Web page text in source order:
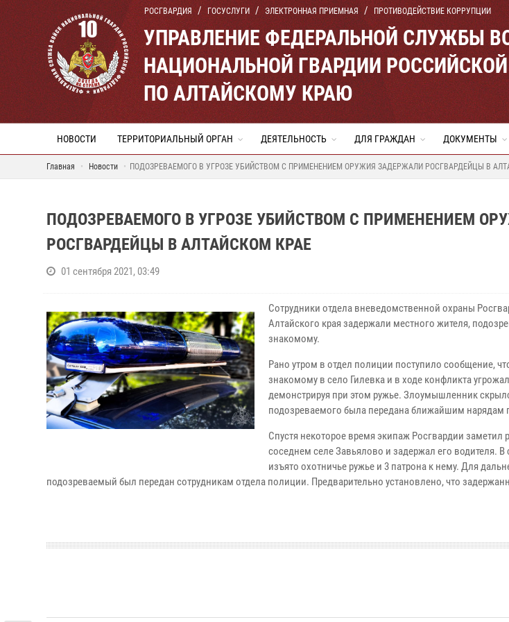
РОСГВАРДИЯ ГОСУСЛУГИ ЭЛЕКТРОННАЯ ПРИЕМНАЯ ПРОТИВОДЕЙСТВИЕ КОРРУПЦИИ
УПРАВЛЕНИЕ ФЕДЕРАЛЬНОЙ СЛУЖБЫ
НАЦИОНАЛЬНОЙ ГВАРДИИ
ПО АЛТАЙСКОМУ КРАЮ
НОВОСТИ ТЕРРИТОРИАЛЬНЫЙ ОРГАН ДЕЯТЕЛЬНОСТЬ ДЛЯ ГРАЖДАН ДОКУМЕНТЫ
Главная Новости ПОДОЗРЕВАЕМОГО В УГРОЗЕ УБИЙСТВОМ С ПРИМЕНЕНИЕМ ОРУЖИЯ ЗАДЕРЖАЛИ РОСГВАРДЕЙЦЫ В
ПОДОЗРЕВАЕМОГО В УГРОЗЕ УБИЙСТВОМ С ПРИМЕНЕНИЕМ
РОСГВАРДЕЙЦЫ В АЛТАЙСКОМ КРАЕ
01 сентября 2021, 03:49
Сотрудники отдела вневедомственной охраны
Алтайского края задержали местного жителя,
знакомому.
Рано утром в отдел полиции поступило сообщение,
знакомому в село Гилевка и в ходе конфликта
демонстрируя при этом ружье. Злоумышленник
подозреваемого была передана ближайшим нарядам
Спустя некоторое время экипаж Росгвардии
соседнем селе Завьялово и задержал его водителя.
изъято охотничье ружье и 3 патрона к нему. Для
подозреваемый был передан сотрудникам отдела полиции. Предварительно установлено, что